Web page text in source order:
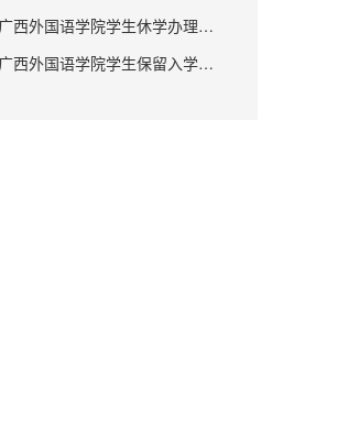
广西外国语学院学生休学办理流
广西外国语学院学生保留入学资